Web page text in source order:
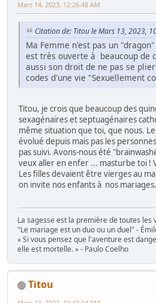
Mars 14, 2023, 12:26:48 AM
Citation de: Titou le Mars 13, 2023,
Ma Femme n'est pas un
est très ouverte à beaucoup de
aussi son droit de ne pas se
codes d'une vie "Sexuellement
Titou, je crois que beaucoup des
sexagénaires et septuagénaires
même situation que toi, que nous.
évolué depuis mais pas les
pas suivi. Avons-nous été
veux aller en enfer ... masturbe toi !
Les filles devaient être vierges au
on invite nos enfants à nos mariages.
La sagesse est la première de toutes les
"Le mariage est un duo ou un duel" -
« Si vous pensez que l'aventure est
elle est mortelle. » - Paulo Coelho
Titou